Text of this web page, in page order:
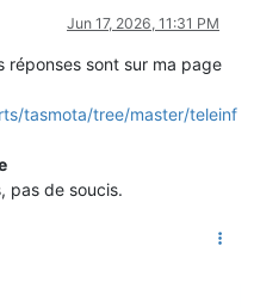
Jun 17, 2026, 11:31 PM
réponses sont sur ma page
tasmota/tree/master/teleinf
pas de soucis.